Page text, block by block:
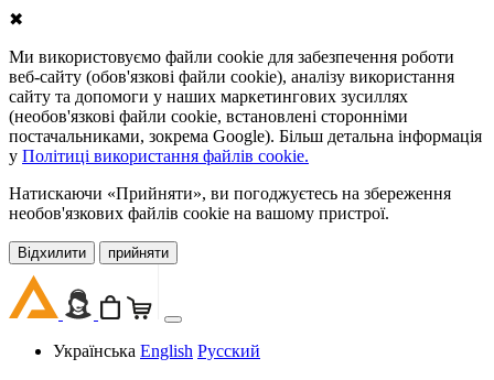
✖
Ми використовуємо файли cookie для забезпечення роботи
веб-сайту (обов'язкові файли cookie), аналізу використання
сайту та допомоги у наших маркетингових зусиллях
(необов'язкові файли cookie, встановлені сторонніми
постачальниками, зокрема Google). Більш детальна інформація
у Політиці використання файлів cookie.
Натискаючи «Прийняти», ви погоджуєтесь на збереження
необов'язкових файлів cookie на вашому пристрої.
Відхилити прийняти
Українська English Русский